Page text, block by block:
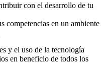
con el desarrollo de tu
competencias en un ambiente
y el uso de la tecnología
en beneficio de todos los